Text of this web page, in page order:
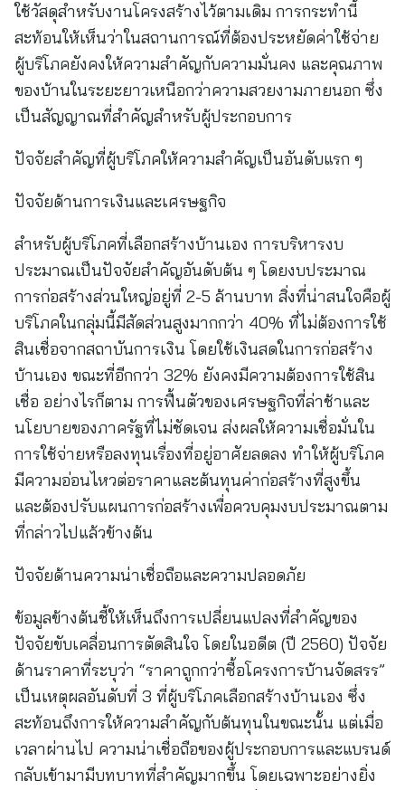
ใช้วัสดุสำหรับงานโครงสร้างไว้ตามเดิม การกระทำนี้
สะท้อนให้เห็นว่าในสถานการณ์ที่ต้องประหยัดค่าใช้จ่าย
ผู้บริโภคยังคงให้ความสำคัญกับความมั่นคง และคุณภาพ
ของบ้านในระยะยาวเหนือกว่าความสวยงามภายนอก ซึ่ง
เป็นสัญญาณที่สำคัญสำหรับผู้ประกอบการ
ปัจจัยสำคัญที่ผู้บริโภคให้ความสำคัญเป็นอันดับแรก ๆ
ปัจจัยด้านการเงินและเศรษฐกิจ
สำหรับผู้บริโภคที่เลือกสร้างบ้านเอง การบริหารงบ
ประมาณเป็นปัจจัยสำคัญอันดับต้น ๆ โดยงบประมาณ
การก่อสร้างส่วนใหญ่อยู่ที่ 2-5 ล้านบาท สิ่งที่น่าสนใจคือผู้
บริโภคในกลุ่มนี้มีสัดส่วนสูงมากกว่า 40% ที่ไม่ต้องการใช้
สินเชื่อจากสถาบันการเงิน โดยใช้เงินสดในการก่อสร้าง
บ้านเอง ขณะที่อีกกว่า 32% ยังคงมีความต้องการใช้สิน
เชื่อ อย่างไรก็ตาม การฟื้นตัวของเศรษฐกิจที่ล่าช้าและ
นโยบายของภาครัฐที่ไม่ชัดเจน ส่งผลให้ความเชื่อมั่นใน
การใช้จ่ายหรือลงทุนเรื่องที่อยู่อาศัยลดลง ทำให้ผู้บริโภค
มีความอ่อนไหวต่อราคาและต้นทุนค่าก่อสร้างที่สูงขึ้น
และต้องปรับแผนการก่อสร้างเพื่อควบคุมงบประมาณตาม
ที่กล่าวไปแล้วข้างต้น
ปัจจัยด้านความน่าเชื่อถือและความปลอดภัย
ข้อมูลข้างต้นชี้ให้เห็นถึงการเปลี่ยนแปลงที่สำคัญของ
ปัจจัยขับเคลื่อนการตัดสินใจ โดยในอดีต (ปี 2560) ปัจจัย
ด้านราคาที่ระบุว่า “ราคาถูกกว่าซื้อโครงการบ้านจัดสรร”
เป็นเหตุผลอันดับที่ 3 ที่ผู้บริโภคเลือกสร้างบ้านเอง ซึ่ง
สะท้อนถึงการให้ความสำคัญกับต้นทุนในขณะนั้น แต่เมื่อ
เวลาผ่านไป ความน่าเชื่อถือของผู้ประกอบการและแบรนด์
กลับเข้ามามีบทบาทที่สำคัญมากขึ้น โดยเฉพาะอย่างยิ่ง